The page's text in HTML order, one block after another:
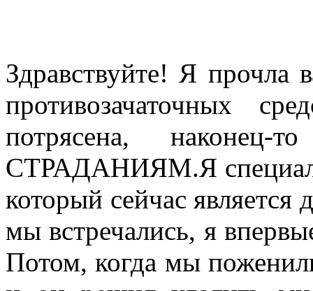
Здравствуйте! Я прочла
противозачаточных
потрясена,
СТРАДАНИЯМ.Я
который сейчас
мы встречались, я
Потом, когда мы